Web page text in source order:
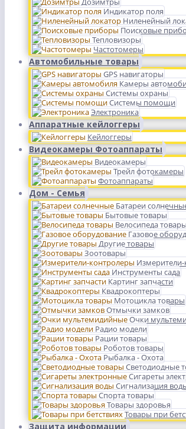
Индикатор поля
Ниленейный
Поисковые
Тепловизоры
Частотомеры
Автомобильные товары
GPS навигаторы
Камеры
Системы охраны
Системы помощи
Электроника
Аппаратные кейлоггеры
Кейлоггеры
Видеокамеры Фотоаппараты
Видеокамеры
Трейл фотокамеры
Фотоаппараты
Дом - Семья
Батареи
Бытовые товары
Велосипеда товары
Газовое
Другие товары
Зоотовары
Инструменты сада
Картинг запчасти
Квадрокоптеры
Мотоцикла товары
Отмычки замков
Очки
Радио модели
Рации товары
Роботов товары
Рыбалка - Охота
Светодиодные
Сигареты
Сигнализация
Спорта товары
Товары здоровья
Товары при
Защита информации